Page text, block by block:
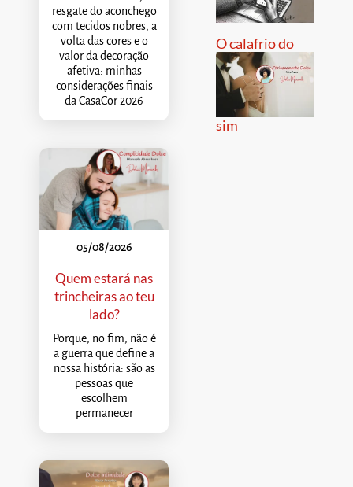
resgate do aconchego
com tecidos nobres, a
volta das cores e o
valor da decoração
afetiva: minhas
considerações finais
da CasaCor 2026
05/08/2026
Quem estará nas
trincheiras ao teu
lado?
Porque, no fim, não é
a guerra que define a
nossa história: são as
pessoas que
escolhem
permanecer
O calafrio do
sim